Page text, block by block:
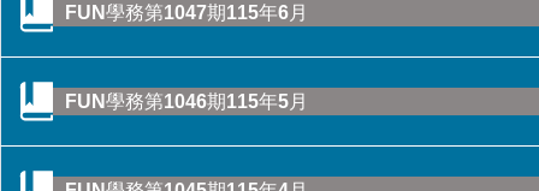
CONTENTS目錄
FUN學務第1047期115年6月
FUN學務第1046期115年5月